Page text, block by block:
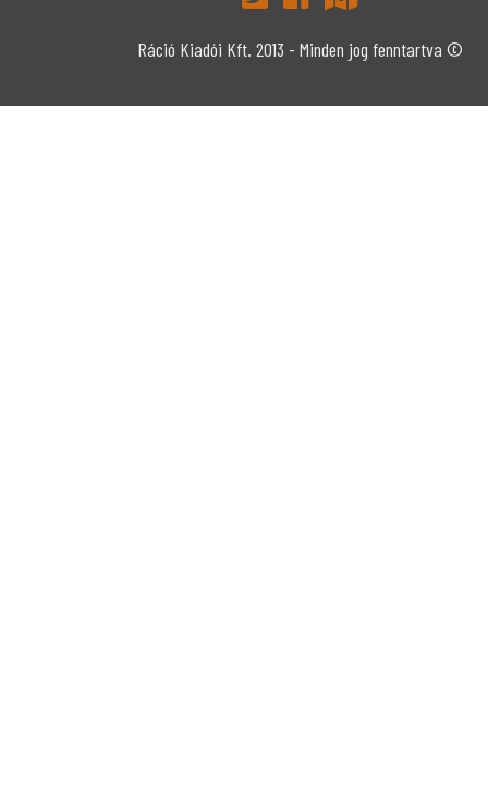
Ráció Kiadói Kft. 2013 - Minden jog fenntartva ©